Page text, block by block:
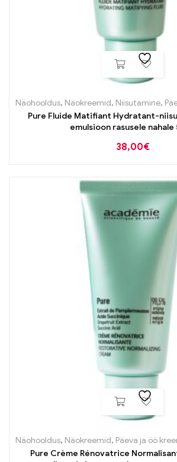
Näohooldus, Näokreemid, Niisutamine,
Pure Fluide Matifiant Hydratant-
emulsioon rasusele nahale
38,00€
Näohooldus, Näokreemid, Päeva ja öö
Pure Crème Rénovatrice